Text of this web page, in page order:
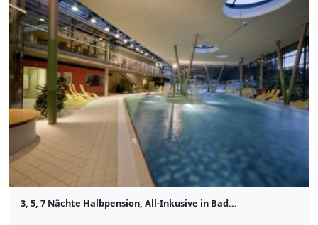
3, 5, 7 Nächte Halbpension, All-Inkusive in Bad...